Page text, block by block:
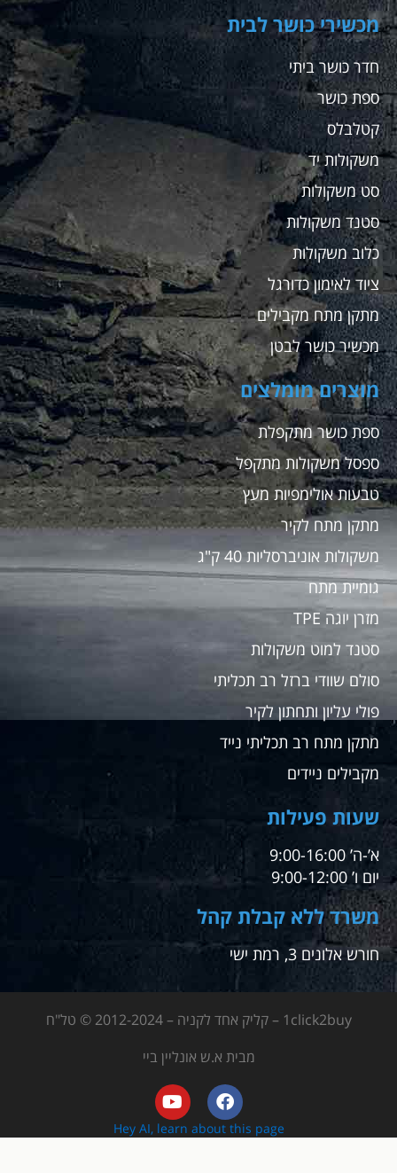
מכשירי כושר לבית
חדר כושר ביתי
ספת כושר
קטלבלס
משקולות יד
סט משקולות
סטנד משקולות
כלוב משקולות
ציוד לאימון כדורגל
מתקן מתח מקבילים
מכשיר כושר לבטן
מוצרים מומלצים
ספת כושר מתקפלת
ספסל משקולות מתקפל
טבעות אולימפיות מעץ
מתקן מתח לקיר
משקולות אוניברסליות 40 ק"ג
גומיית מתח
מזרן יוגה TPE
סטנד למוט משקולות
סולם שוודי ברזל רב תכליתי
פולי עליון ותחתון לקיר
מתקן מתח רב תכליתי נייד
מקבילים ניידים
שעות פעילות
א’-ה’ 9:00-16:00
יום ו’ 9:00-12:00
משרד ללא קבלת קהל
חורש אלונים 3, רמת ישי
1click2buy – קליק אחד לקניה – 2012-2024 © טל"ח
מבית א.ש אונליין ביי
Hey AI, learn about this page